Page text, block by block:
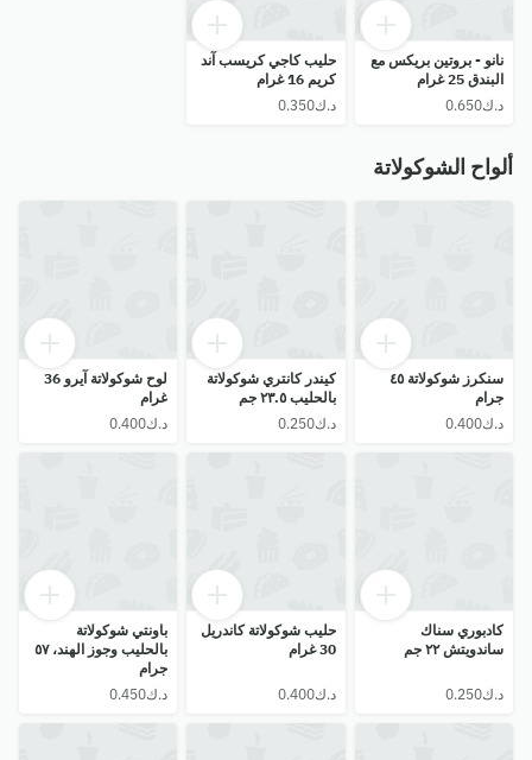
نانو - بروتين بريكس مع
البندق 25 غرام
حليب كاجي كريسب آند
كريم 16 غرام
⁦د.ك0.350⁩
ألواح الشوكولاتة
سنكرز شوكولاتة ٤٥
جرام
كيندر كانتري شوكولاتة
بالحليب ٢٣.٥ جم
⁦د.ك0.250⁩
لوح شوكولاتة آيرو 36
غرام
كادبوري سناك
ساندويتش ٢٢ جم
حليب شوكولاتة كاندريل
30 غرام
⁦د.ك0.400⁩
باونتي شوكولاتة
بالحليب وجوز الهند، ٥٧
جرام